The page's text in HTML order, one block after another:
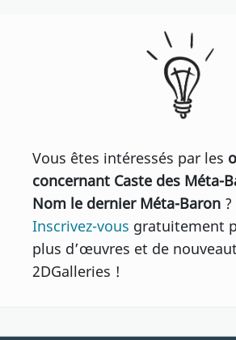
Vous êtes intéressés par les
concernant Caste des Méta-
Nom le dernier Méta-Baron ?
Inscrivez-vous gratuitement
plus d’œuvres et de
2DGalleries !